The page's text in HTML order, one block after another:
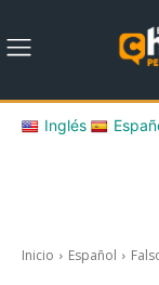
Inglés
Inicio Español